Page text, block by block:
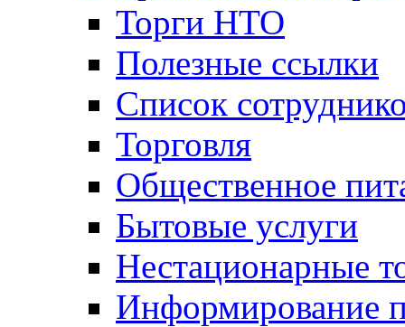
Торги НТО
Полезные ссылки
Список
Торговля
Общественное
Бытовые услуги
Нестационарные
Информирование